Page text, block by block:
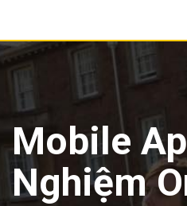
content
Mobile
Nghiệm